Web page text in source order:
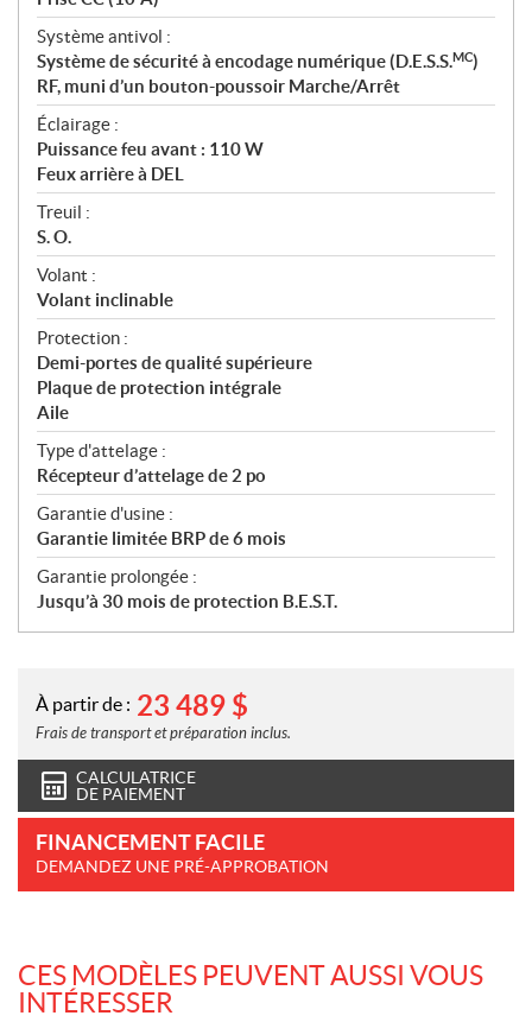
Système antivol :
Système de sécurité à encodage numérique (D.E.S.S.MC)
RF, muni d’un bouton-poussoir Marche/Arrêt
Éclairage :
Puissance feu avant : 110 W
Feux arrière à DEL
Treuil :
S. O.
Volant :
Volant inclinable
Protection :
Demi-portes de qualité supérieure
Plaque de protection intégrale
Aile
Type d'attelage :
Récepteur d’attelage de 2 po
Garantie d'usine :
Garantie limitée BRP de 6 mois
Garantie prolongée :
Jusqu’à 30 mois de protection B.E.S.T.
À partir de : 23 489 $
Frais de transport et préparation inclus.
CALCULATRICE
DE PAIEMENT
FINANCEMENT FACILE
DEMANDEZ UNE PRÉ-APPROBATION
CES MODÈLES PEUVENT AUSSI VOUS
INTÉRESSER